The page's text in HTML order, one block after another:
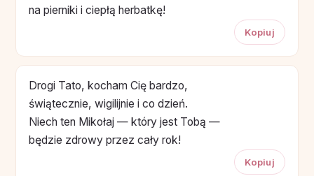
na pierniki i ciepłą herbatkę!
Kopiuj
Drogi Tato, kocham Cię bardzo,
świątecznie, wigilijnie i co dzień.
Niech ten Mikołaj — który jest Tobą —
będzie zdrowy przez cały rok!
Kopiuj